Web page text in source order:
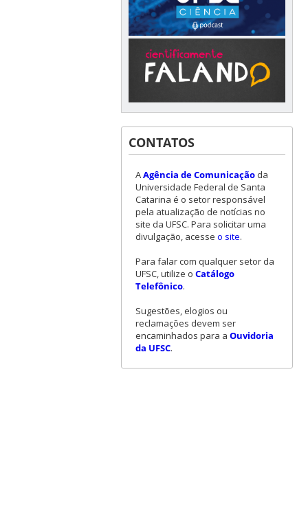
CONTATOS
AAgência de Comunicaçãoda
Universidade Federal de Santa
Catarina é o setor responsável
pela atualização de notícias no
site da UFSC. Para solicitar uma
divulgação, acesse o site.
Para falar com qualquer setor da
UFSC, utilize o Catálogo
Telefônico.
Sugestões, elogios ou
reclamações devem ser
encaminhados para a Ouvidoria
da UFSC.